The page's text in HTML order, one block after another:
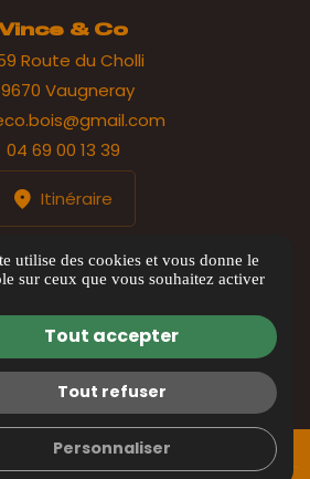
mail
& Co
Route du Cholli
Vaugneray
04 69 00 13 39
Itinéraire
HORAIRES
jeudi : 8h00 à 17h00
: 8h00 à 12h00
utilise des cookies et vous donne le
sur ceux que vous souhaitez activer
Tout accepter
Tout refuser
Personnaliser